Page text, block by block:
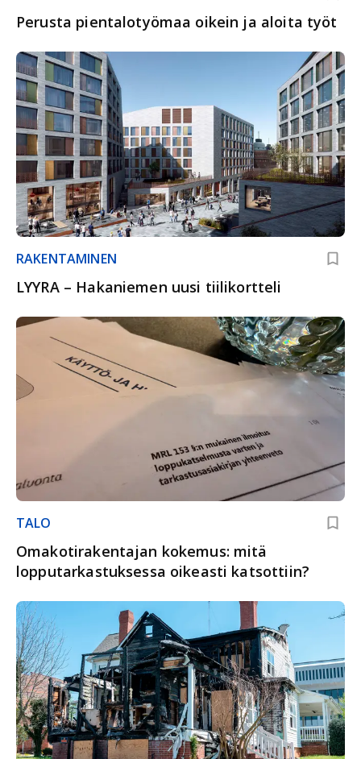
Perusta pientalotyömaa oikein ja aloita työt
RAKENTAMINEN
LYYRA – Hakaniemen uusi tiilikortteli
TALO
Omakotirakentajan kokemus: mitä
lopputarkastuksessa oikeasti katsottiin?